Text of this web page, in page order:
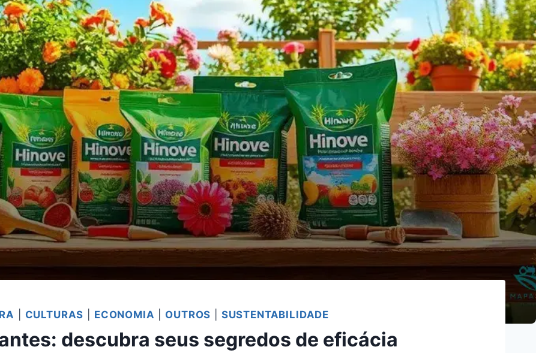
CULTURAS ECONOMIA OUTROS SUSTENTABILIDADE
descubra seus segredos de eficácia